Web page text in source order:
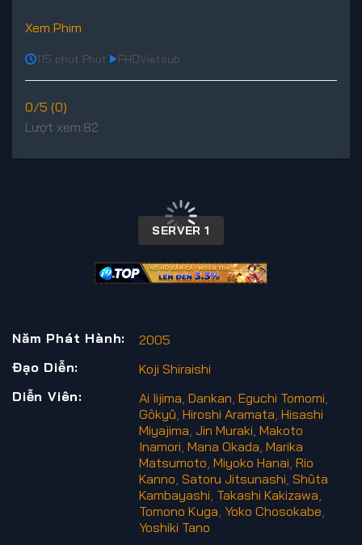
Xem Phim
115 phút Phút FHDVietsub
0/5 (0)
Lượt xem:82
SERVER 1
Năm Phát Hành:
2005
Đạo Diễn:
Koji Shiraishi
Diễn Viên:
Ai Iijima Dankan Eguchi Tomomi
Gôkyû Hiroshi Aramata Hisashi
Miyajima Jin Muraki Makoto
Inamori Mana Okada Marika
Matsumoto Miyoko Hanai Rio
Kanno Satoru Jitsunashi Shûta
Kambayashi Takashi Kakizawa
Tomono Kuga Yoko Chosokabe
Yoshiki Tano